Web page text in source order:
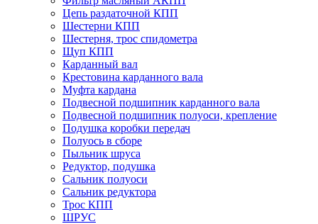
Цепь раздаточной КПП
Шестерни КПП
Шестерня, трос спидометра
Щуп КПП
Карданный вал
Крестовина карданного вала
Муфта кардана
Подвесной подшипник карданного вала
Подвесной подшипник полуоси, крепление
Подушка коробки передач
Полуось в сборе
Пыльник шруса
Редуктор, подушка
Сальник полуоси
Сальник редуктора
Трос КПП
ШРУС